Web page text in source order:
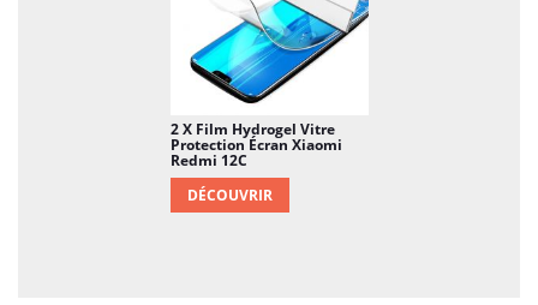
2 X Film Hydrogel Vitre
Protection Écran Xiaomi
Redmi 12C
DÉCOUVRIR